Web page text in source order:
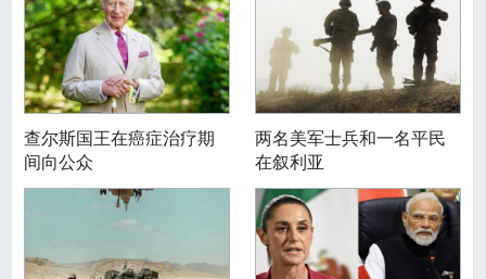
查尔斯国王在癌症治疗期
间向公众
两名美军士兵和一名平民
在叙利亚